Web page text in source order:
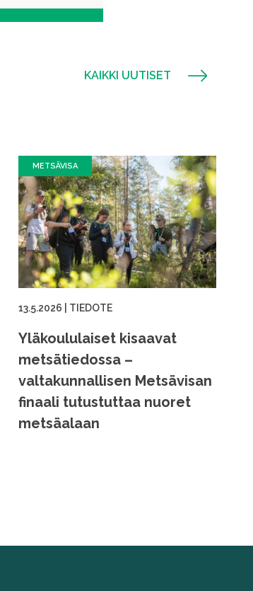
METSÄVISA
13.5.2026 TIEDOTE
Yläkoululaiset kisaavat
metsätiedossa –
valtakunnallisen Metsävisan
finaali tutustuttaa nuoret
metsäalaan
KAIKKI UUTISET